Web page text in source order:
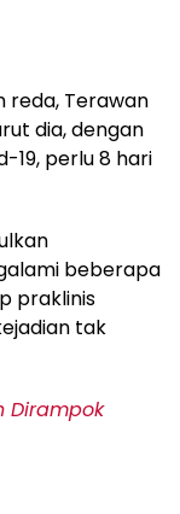
reda, Terawan
dia, dengan
19, perlu 8 hari
beberapa
praklinis
tak
Dirampok